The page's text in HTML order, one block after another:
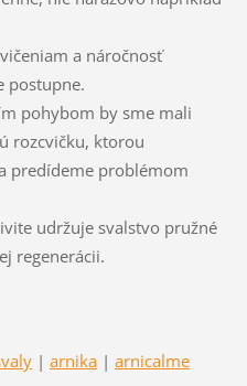
a náročnosť
postupne.
pohybom by sme mali
rozcvičku, ktorou
predídeme problémom
udržuje svalstvo pružné
regenerácii.
| arnika | arnicalme